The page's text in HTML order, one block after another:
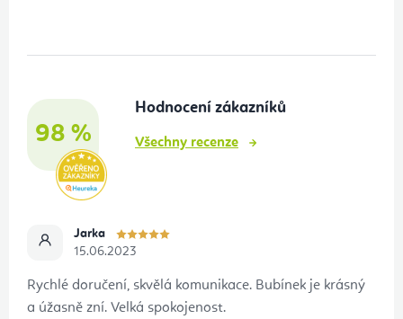
98 %
Hodnocení zákazníků
Všechny recenze
Jarka
15.06.2023
Rychlé doručení, skvělá komunikace. Bubínek je krásný
a úžasně zní. Velká spokojenost.